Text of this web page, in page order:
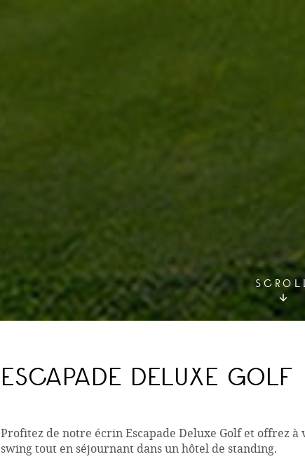
ESCAPADE DELUXE GOLF
Profitez de notre écrin Escapade Deluxe Golf et offrez
swing tout en séjournant dans un hôtel de standing.